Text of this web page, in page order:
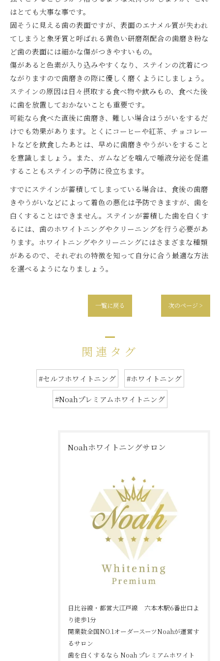
はとても大事な事です。
固そうに見える歯の表面ですが、表面のエナメル質が失われ
てしまうと象牙質と呼ばれる黄色い研磨剤配合の歯磨き粉な
ど歯の表面には細かな傷がつきやすいもの。
傷があると色素が入り込みやすくなり、ステインの沈着につ
ながりますので歯磨きの際に優しく磨くようにしましょう。
ステインの原因は日々摂取する食べ物や飲みもの、食べた後
に歯を放置しておかないことも重要です。
可能なら食べた直後に歯磨き、難しい場合はうがいをするだ
けでも効果があります。とくにコーヒーや紅茶、チョコレー
トなどを飲食したあとは、早めに歯磨きやうがいをすること
を意識しましょう。また、ガムなどを噛んで唾液分泌を促進
することもステインの予防に役立ちます。
すでにステインが蓄積してしまっている場合は、食後の歯磨
きやうがいなどによって着色の悪化は予防できますが、歯を
白くすることはできません。ステインが蓄積した歯を白くす
るには、歯のホワイトニングやクリーニングを行う必要があ
ります。ホワイトニングやクリーニングにはさまざまな種類
があるので、それぞれの特徴を知って自分に合う最適な方法
を選べるようになりましょう。
一覧に戻る 次のページ >
関連タグ
#セルフホワイトニング
#ホワイトニング
#Noahプレミアムホワイトニング
Noahホワイトニングサロン
日比谷線・都営大江戸線 六本木駅6番出口よ
り徒歩1分
開業数全国NO.1オーダースーツNoahが運営す
るサロン
歯を白くするなら Noah プレミアムホワイト